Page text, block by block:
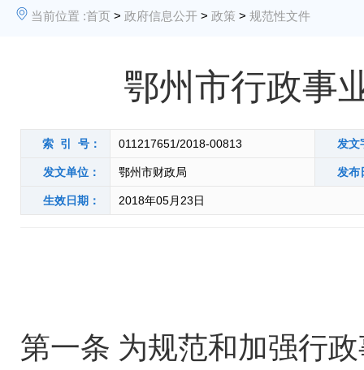
当前位置 :首页 > 政府信息公开 > 政策 > 规范性文件
鄂州市行政事
索 引 号： 011217651/2018-00813 发文
发文单位： 鄂州市财政局 发布
生效日期： 2018年05月23日
第一条 为规范和加强行